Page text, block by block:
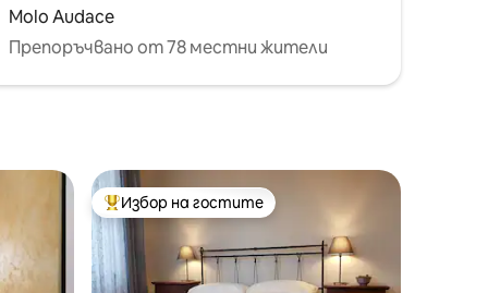
Molo Audace
Препоръчвано от 78 местни жители
Най-популярен избор на гостите
Избор на гостите